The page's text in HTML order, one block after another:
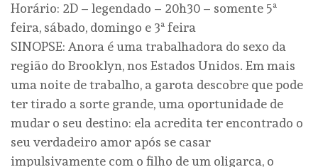
Horário: 2D – legendado – 20h30 – somente 5ª
feira, sábado, domingo e 3ª feira
SINOPSE: Anora é uma trabalhadora do sexo da
região do Brooklyn, nos Estados Unidos. Em mais
uma noite de trabalho, a garota descobre que pode
ter tirado a sorte grande, uma oportunidade de
mudar o seu destino: ela acredita ter encontrado o
seu verdadeiro amor após se casar
impulsivamente com o filho de um oligarca, o